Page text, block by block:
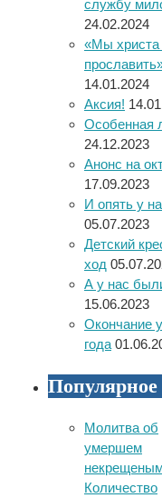
службу
24.02.2024
«Мы
14.01.2024
Аксия!
Особенная
24.12.2023
Анонс на
17.09.2023
И опять у
05.07.2023
Детский
ход
А у нас
15.06.2023
Окончание
года
Популярное
Молитва об
умершем
Количество